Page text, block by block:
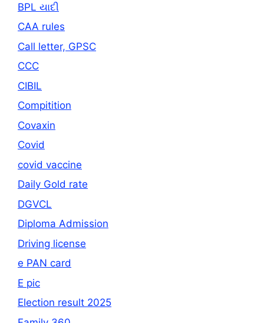
BPL યાદી
CAA rules
Call letter, GPSC
CCC
CIBIL
Compitition
Covaxin
Covid
covid vaccine
Daily Gold rate
DGVCL
Diploma Admission
Driving license
e PAN card
E pic
Election result 2025